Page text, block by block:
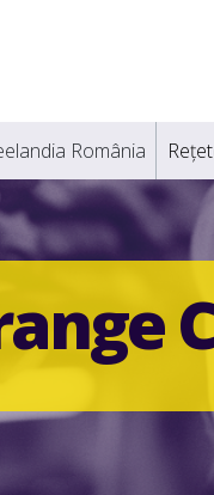
România